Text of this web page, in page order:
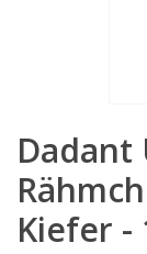
Dadant
Kiefer -